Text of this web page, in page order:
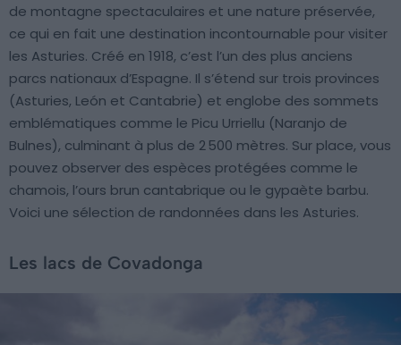
de montagne spectaculaires et une nature préservée,
ce qui en fait une destination incontournable pour visiter
les Asturies. Créé en 1918, c’est l’un des plus anciens
parcs nationaux d’Espagne. Il s’étend sur trois provinces
(Asturies, León et Cantabrie) et englobe des sommets
emblématiques comme le Picu Urriellu (Naranjo de
Bulnes), culminant à plus de 2 500 mètres. Sur place, vous
pouvez observer des espèces protégées comme le
chamois, l’ours brun cantabrique ou le gypaète barbu.
Voici une sélection de randonnées dans les Asturies.
Les lacs de Covadonga